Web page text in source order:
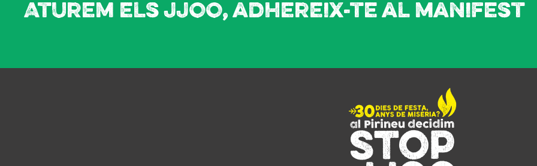
Aturem els JJOO, adhereix-te al manifest